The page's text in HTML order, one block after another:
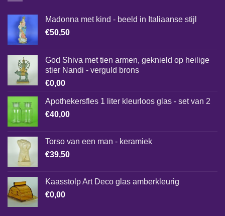
Madonna met kind - beeld in Italiaanse stijl
€50,50
God Shiva met tien armen, geknield op heilige
stier Nandi - verguld brons
€0,00
Apothekersfles 1 liter kleurloos glas - set van 2
€40,00
Torso van een man - keramiek
€39,50
Kaasstolp Art Deco glas amberkleurig
€0,00